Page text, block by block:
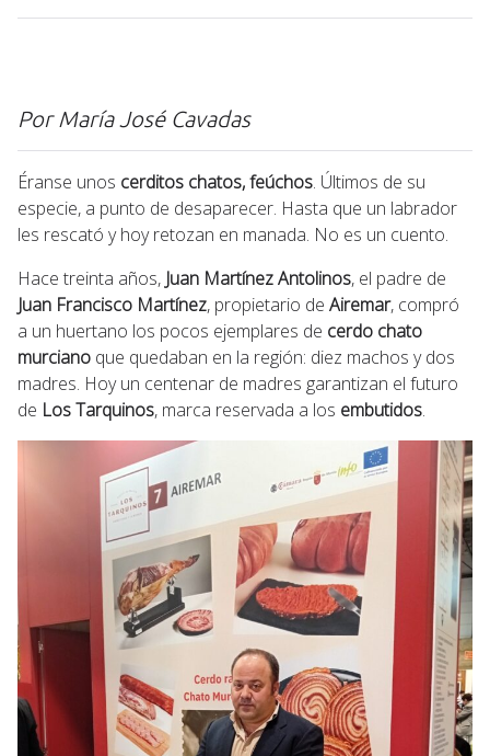
Por María José Cavadas
Éranse unos cerditos chatos, feúchos. Últimos de su
especie, a punto de desaparecer. Hasta que un labrador
les rescató y hoy retozan en manada. No es un cuento.
Hace treinta años, Juan Martínez Antolinos, el padre de
Juan Francisco Martínez, propietario de Airemar, compró
a un huertano los pocos ejemplares de cerdo chato
murciano que quedaban en la región: diez machos y dos
madres. Hoy un centenar de madres garantizan el futuro
de Los Tarquinos, marca reservada a los embutidos.